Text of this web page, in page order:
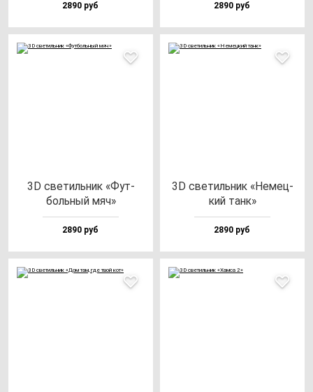
2890 руб 2890 руб
3D све­тиль­ник «Фут­
боль­ный мяч»
2890 руб
3D све­тиль­ник «Немец­
кий танк»
2890 руб